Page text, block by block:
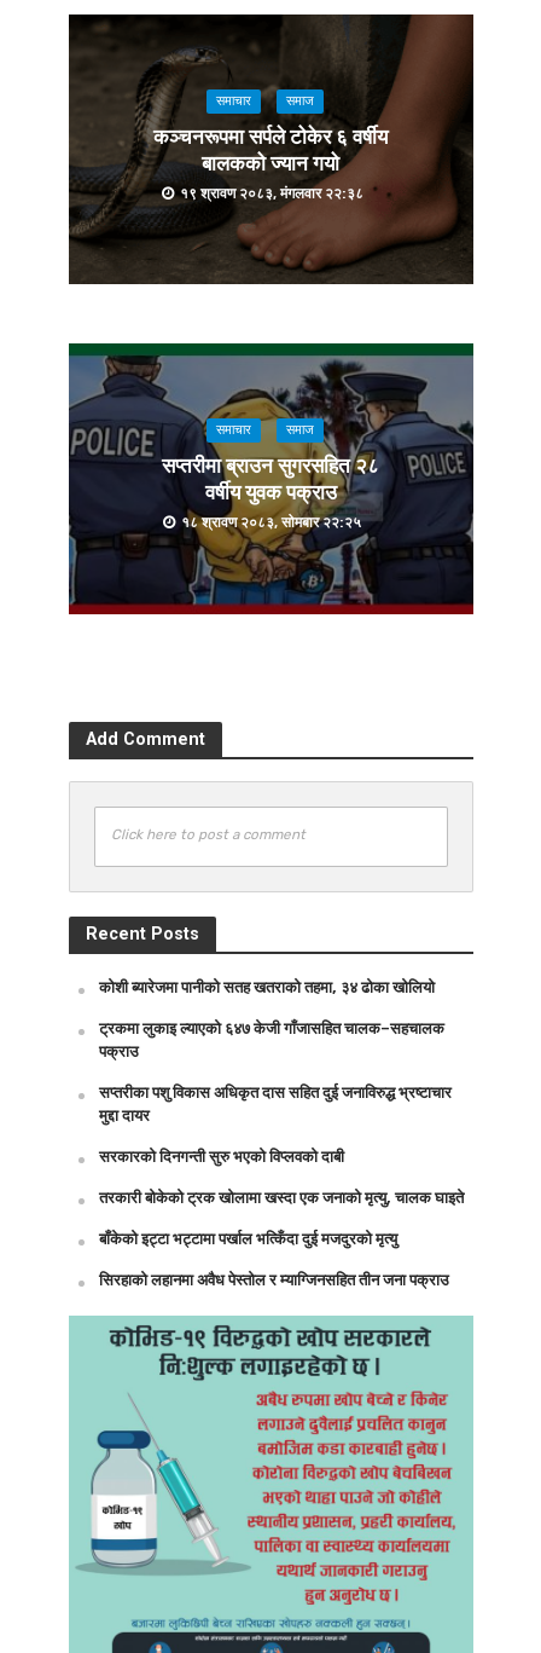
समाचार समाज
कञ्चनरूपमा सर्पले टोकेर ६ वर्षीय
बालकको ज्यान गयो
१९ श्रावण २०८३, मंगलवार २२:३८
समाचार समाज
सप्तरीमा ब्राउन सुगरसहित २८
वर्षीय युवक पक्राउ
१८ श्रावण २०८३, सोमबार २२:२५
Add Comment
Click here to post a comment
Recent Posts
कोशी ब्यारेजमा पानीको सतह खतराको तहमा, ३४ ढोका खोलियो
ट्रकमा लुकाइ ल्याएको ६४७ केजी गाँजासहित चालक–सहचालक
पक्राउ
सप्तरीका पशु विकास अधिकृत दास सहित दुई जनाविरुद्ध भ्रष्टाचार
मुद्दा दायर
सरकारको दिनगन्ती सुरु भएको विप्लवको दाबी
तरकारी बोकेको ट्रक खोलामा खस्दा एक जनाको मृत्यु, चालक घाइते
बाँकेको इट्टा भट्टामा पर्खाल भत्किँदा दुई मजदुरको मृत्यु
सिरहाको लहानमा अवैध पेस्तोल र म्याग्जिनसहित तीन जना पक्राउ